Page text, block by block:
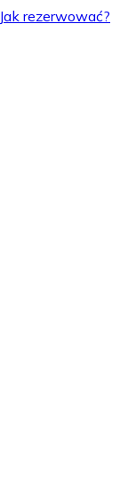
Jak rezerwować?